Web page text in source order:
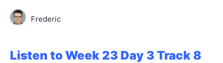
Frederic
Listen to Week 23 Day 3 Track 8